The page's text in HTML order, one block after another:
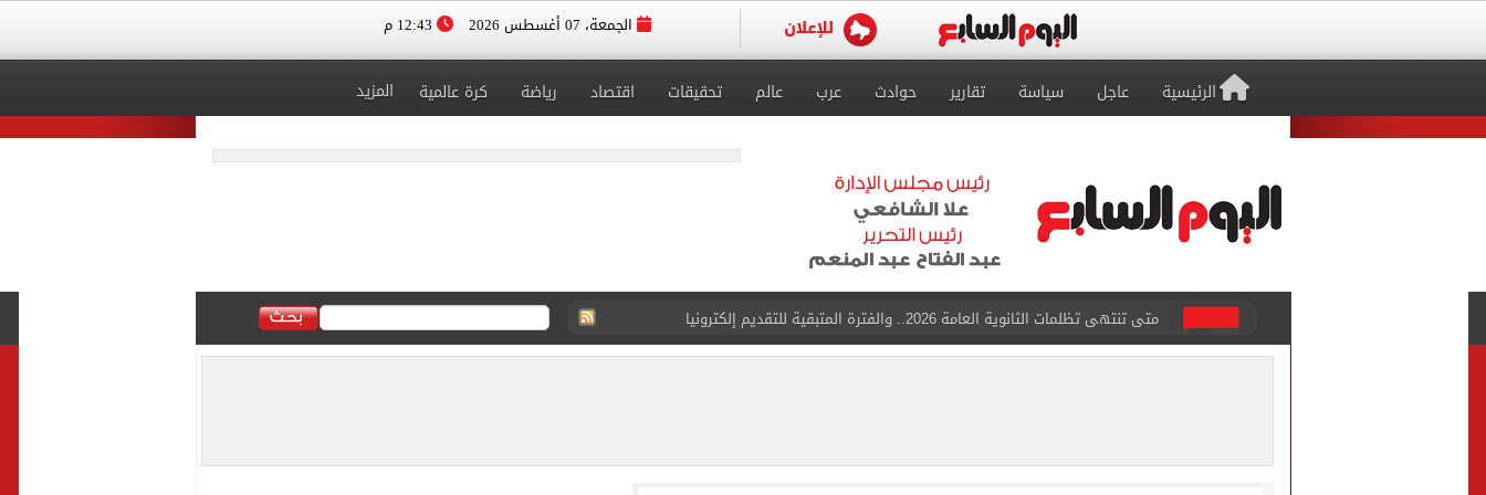
الجمعة، 07 أغسطس 2026
الرئيسية عاجل سياسة تقارير حوادث عرب عالم تحقيقات اقتصاد رياضة كرة عالمية المزيد
متى تنتهى تظلمات الثانوية العامة 2026.. والفترة المتبقية للتقديم إلكترونيا
بيزيرا يتمسك بالرحيل عن الزمالك ويدرس خيارات جديدة رغم رفض النادي بيعه
مكتب التنسيق: إتاحة تعديل الرغبات حتى غلق المرحلة الأولى